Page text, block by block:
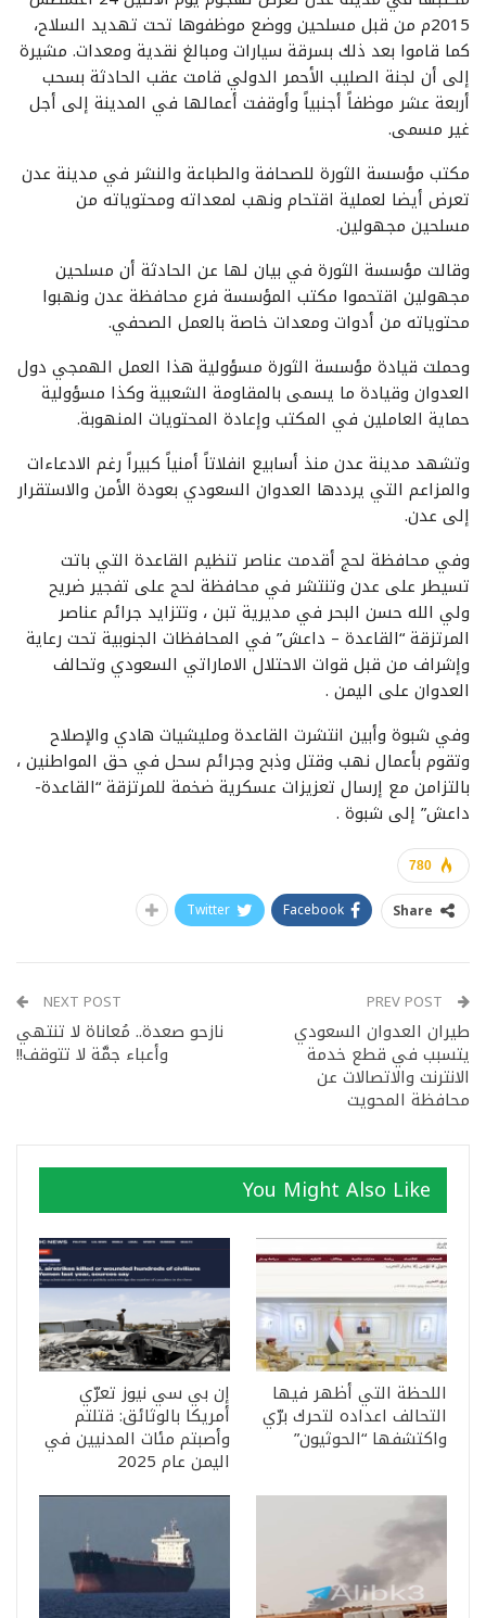
2015م من قبل مسلحين ووضع موظفوها تحت تهديد السلاح،
كما قاموا بعد ذلك بسرقة سيارات ومبالغ نقدية ومعدات. مشيرة
إلى أن لجنة الصليب الأحمر الدولي قامت عقب الحادثة بسحب
أربعة عشر موظفاً أجنبياً وأوقفت أعمالها في المدينة إلى أجل
غير مسمى.
مكتب مؤسسة الثورة للصحافة والطباعة والنشر في مدينة عدن
تعرض أيضا لعملية اقتحام ونهب لمعداته ومحتوياته من
مسلحين مجهولين.
وقالت مؤسسة الثورة في بيان لها عن الحادثة أن مسلحين
مجهولين اقتحموا مكتب المؤسسة فرع محافظة عدن ونهبوا
محتوياته من أدوات ومعدات خاصة بالعمل الصحفي.
وحملت قيادة مؤسسة الثورة مسؤولية هذا العمل الهمجي دول
العدوان وقيادة ما يسمى بالمقاومة الشعبية وكذا مسؤولية
حماية العاملين في المكتب وإعادة المحتويات المنهوبة.
وتشهد مدينة عدن منذ أسابيع انفلاتاً أمنياً كبيراً رغم الادعاءات
والمزاعم التي يرددها العدوان السعودي بعودة الأمن والاستقرار
إلى عدن.
وفي محافظة لحج أقدمت عناصر تنظيم القاعدة التي باتت
تسيطر على عدن وتنتشر في محافظة لحج على تفجير ضريح
ولي الله حسن البحر في مديرية تبن ، وتتزايد جرائم عناصر
المرتزقة “القاعدة – داعش” في المحافظات الجنوبية تحت رعاية
وإشراف من قبل قوات الاحتلال الاماراتي السعودي وتحالف
العدوان على اليمن .
وفي شبوة وأبين انتشرت القاعدة ومليشيات هادي والإصلاح
وتقوم بأعمال نهب وقتل وذبح وجرائم سحل في حق المواطنين ،
بالتزامن مع إرسال تعزيزات عسكرية ضخمة للمرتزقة “القاعدة-
داعش” إلى شبوة .
780
Share
Facebook
Twitter
طيران العدوان السعودي
يتسبب في قطع خدمة
الانترنت والاتصالات عن
محافظة المحويت
NEXT POST
نازحو صعدة.. مُعاناة لا تنتهي
وأعباء جمَّة لا تتوقف!!
You Might Also Like
اللحظة التي أظهر فيها
التحالف اعداده لتحرك برّي
واكتشفها “الحوثيون”
إن بي سي نيوز تعرّي
أمريكا بالوثائق: قتلتم
وأصبتم مئات المدنيين في
اليمن عام 2025